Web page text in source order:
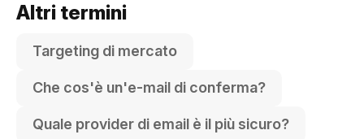
Altri termini
Targeting di mercato
Che cos'è un'e-mail di conferma?
Quale provider di email è il più sicuro?